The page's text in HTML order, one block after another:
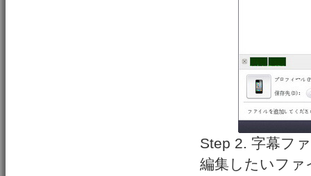
Step 2. 字幕フ
編集したいファ